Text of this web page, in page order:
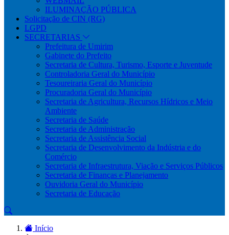
ILUMINAÇÃO PÚBLICA
Solicitação de CIN (RG)
LGPD
SECRETARIAS
Prefeitura de Umirim
Gabinete do Prefeito
Secretaria de Cultura, Turismo, Esporte e Juventude
Controladoria Geral do Município
Tesoureiraria Geral do Município
Procuradoria Geral do Município
Secretaria de Agricultura, Recursos Hídricos e Meio
Ambiente
Secretaria de Saúde
Secretaria de Administração
Secretaria de Assistência Social
Secretaria de Desenvolvimento da Indústria e do
Comércio
Secretaria de Infraestrutura, Viação e Serviços Públicos
Secretaria de Finanças e Planejamento
Ouvidoria Geral do Município
Secretaria de Educação
Início